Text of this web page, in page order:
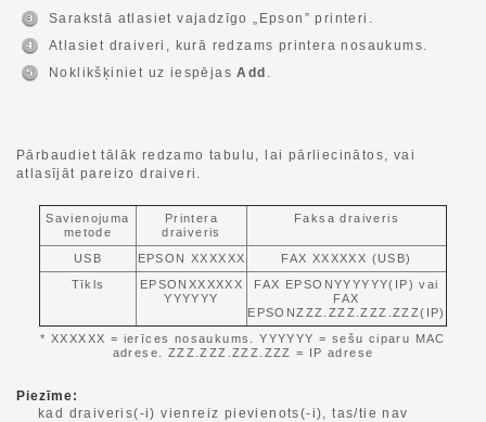
Sarakstā atlasiet vajadzīgo „Epson” printeri.
Atlasiet draiveri, kurā redzams printera nosaukums.
Noklikšķiniet uz iespējasAdd
Pārbaudiet tālāk redzamo tabulu, lai pārliecinātos, vai
atlasījāt pareizo draiveri.
Savienojuma
metode
Printera
draiveris
Faksa draiveris
USB EPSON XXXXXX
FAX XXXXXX (USB)
Tīkls
EPSONXXXXXX
YYYYYY
FAX EPSONYYYYYY(IP) vai
FAX
EPSONZZZ.ZZZ.ZZZ.ZZZ(IP)
* XXXXXX = ierīces nosaukums. YYYYYY = sešu ciparu MAC
adrese. ZZZ.ZZZ.ZZZ.ZZZ = IP adrese
Piezīme:
kad draiveris(-i) vienreiz pievienots(-i), tas/tie nav